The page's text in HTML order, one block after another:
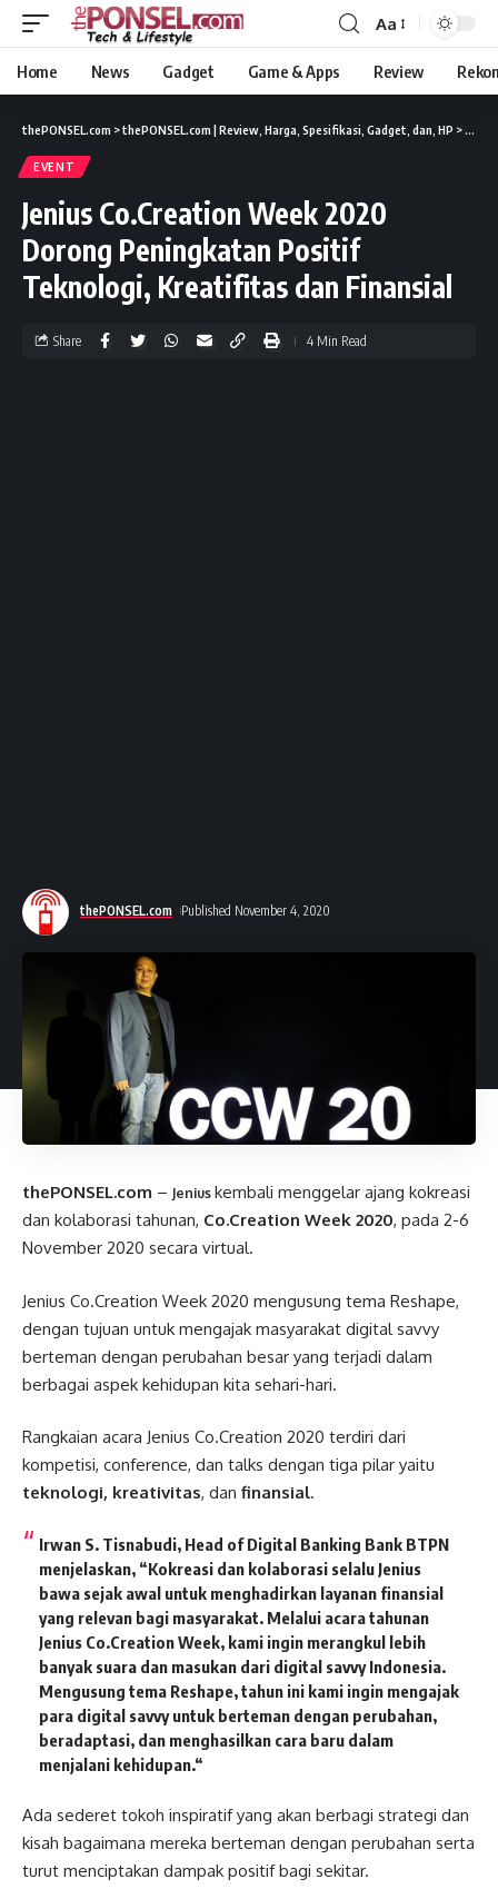
Aa
Home News Gadget Game & Apps Review
thePONSEL.com >thePONSEL.com | Review, Harga, Spesifikasi, Gadget, dan, HP > Event
EVENT
Jenius Co.Creation Week 2020
Dorong Peningkatan Positif
Teknologi, Kreatifitas dan Finansial
thePONSEL.com Published November 4, 2020
Share 4 Min Read
thePONSEL.com – Jenius kembali menggelar ajang kokreasi
dan kolaborasi tahunan, Co.Creation Week 2020, pada 2-6
November 2020 secara virtual.
Jenius Co.Creation Week 2020 mengusung tema Reshape,
dengan tujuan untuk mengajak masyarakat digital savvy
berteman dengan perubahan besar yang terjadi dalam
berbagai aspek kehidupan kita sehari-hari.
Rangkaian acara Jenius Co.Creation 2020 terdiri dari
kompetisi, conference, dan talks dengan tiga pilar yaitu
teknologi, kreativitas, dan finansial.
Irwan S. Tisnabudi, Head of Digital Banking Bank BTPN
menjelaskan, “Kokreasi dan kolaborasi selalu Jenius
bawa sejak awal untuk menghadirkan layanan finansial
yang relevan bagi masyarakat. Melalui acara tahunan
Jenius Co.Creation Week, kami ingin merangkul lebih
banyak suara dan masukan dari digital savvy Indonesia.
Mengusung tema Reshape, tahun ini kami ingin mengajak
para digital savvy untuk berteman dengan perubahan,
beradaptasi, dan menghasilkan cara baru dalam
menjalani kehidupan.“
Ada sederet tokoh inspiratif yang akan berbagi strategi dan
kisah bagaimana mereka berteman dengan perubahan serta
turut menciptakan dampak positif bagi sekitar.